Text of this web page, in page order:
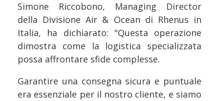
Simone Riccobono, Managing Director
della Divisione Air & Ocean di Rhenus in
Italia, ha dichiarato: "Questa operazione
dimostra come la logistica specializzata
possa affrontare sfide complesse.
Garantire una consegna sicura e puntuale
era essenziale per il nostro cliente, e siamo